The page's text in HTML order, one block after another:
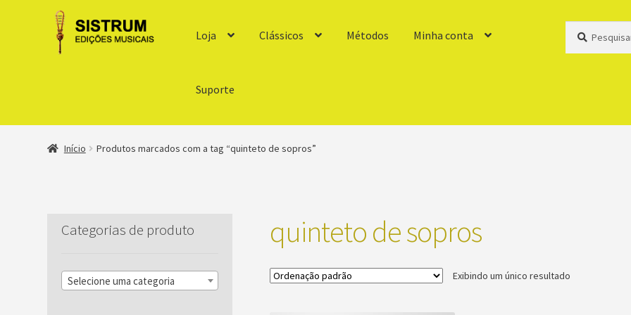
Loja Clássicos Métodos Minha conta
Suporte
Pesquisar
Início Produtos marcados com a tag “quinteto de sopros”
quinteto de sopros
Exibindo um único resultado
Categorias de produto
Selecione uma categoria